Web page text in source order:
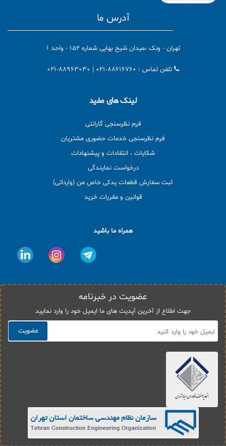
آدرس ما
تهران - ونک ،میدان شیخ بهایی شماره 152 - واحد 1
تلفن تماس : 021-88616760
021-88963030
لینک های مفید
فرم نظرسنجی گارانتی
فرم نظرسنجی خدمات حضوری مشتریان
شکایات ، انتقادات و پیشنهادات
درخواست نمایندگی
ثبت سفارش قطعات یدکی خاص من (وارداتی)
قوانین و مقررات خرید
همراه ما باشید
عضویت در خبرنامه
جهت اطلاع از آخرین آپدیت های ما ایمیل خود را وارد نمایید
عضویت